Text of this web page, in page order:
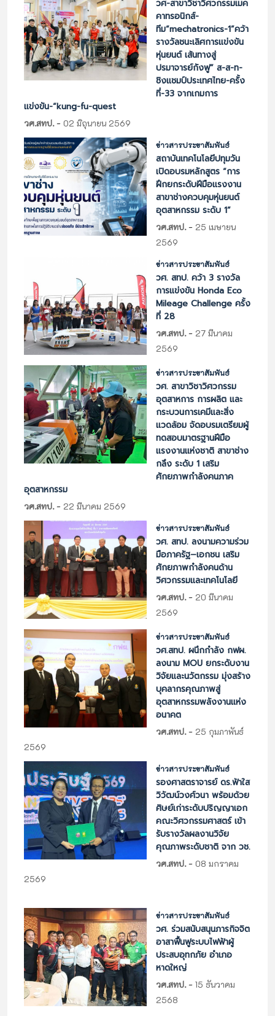
วศ-สาขาวิชาวิศวกรรมเมค
คาทรอนิกส์-
ทีม“mechatronics-1”คว้า
รางวัลชนะเลิศการแข่งขัน
หุ่นยนต์ เส้นทางสู่
ปรมาจารย์กังฟู” ส-ส-ท-
ชิงแชมป์ประเทศไทย-ครั้ง
ที่-33 จากเกมการ
แข่งขัน-“kung-fu-quest
วศ.สทป.- 02 มิถุนายน 2569
ข่าวสารประชาสัมพันธ์
สถาบันเทคโนโลยีปทุมวัน
เปิดอบรมหลักสูตร “การ
ฝึกยกระดับฝีมือแรงงาน
สาขาช่างควบคุมหุ่นยนต์
อุตสาหกรรม ระดับ 1”
วศ.สทป.- 25 เมษายน
2569
ข่าวสารประชาสัมพันธ์
วศ. สทป. คว้า 3 รางวัล
การแข่งขัน Honda Eco
Mileage Challenge ครั้ง
ที่ 28
วศ.สทป.- 27 มีนาคม
2569
ข่าวสารประชาสัมพันธ์
วศ. สาขาวิชาวิศวกรรม
อุตสาหการ การผลิต และ
กระบวนการเคมีและสิ่ง
แวดล้อม จัดอบรมเตรียมผู้
ทดสอบมาตรฐานฝีมือ
แรงงานแห่งชาติ สาขาช่าง
กลึง ระดับ 1 เสริม
ศักยภาพกำลังคนภาค
อุตสาหกรรม
วศ.สทป.- 22 มีนาคม 2569
ข่าวสารประชาสัมพันธ์
วศ. สทป. ลงนามความร่วม
มือภาครัฐ–เอกชน เสริม
ศักยภาพกำลังคนด้าน
วิศวกรรมและเทคโนโลยี
วศ.สทป.- 20 มีนาคม
2569
ข่าวสารประชาสัมพันธ์
วศ.สทป. ผนึกกำลัง กฟผ.
ลงนาม MOU ยกระดับงาน
วิจัยและนวัตกรรม มุ่งสร้าง
บุคลากรคุณภาพสู่
อุตสาหกรรมพลังงานแห่ง
อนาคต
วศ.สทป.- 25 กุมภาพันธ์
2569
ข่าวสารประชาสัมพันธ์
รองศาสตราจารย์ ดร.ฟ้าใส
วิวัฒน์วงศ์วนา พร้อมด้วย
ศิษย์เก่าระดับปริญญาเอก
คณะวิศวกรรมศาสตร์ เข้า
รับรางวัลผลงานวิจัย
คุณภาพระดับชาติ จาก วช.
วศ.สทป.-08 มกราคม
2569
ข่าวสารประชาสัมพันธ์
วศ. ร่วมสนับสนุนภารกิจจิต
อาสาฟื้นฟูระบบไฟฟ้าผู้
ประสบอุทกภัย อำเภอ
หาดใหญ่
วศ.สทป.-15 ธันวาคม
2568